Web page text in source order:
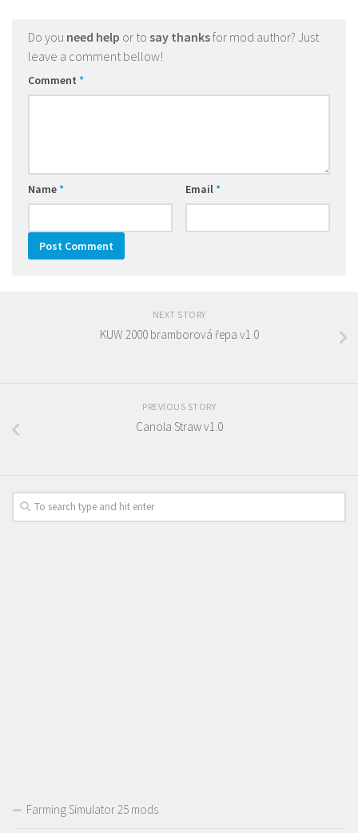
Do you need help or to say thanksfor mod author? Just
leave a comment bellow!
Comment *
Name* Email*
NEXT STORY
KUW 2000 bramborová řepa v1.0
PREVIOUS STORY
Canola Straw v1.0
Farming Simulator 25 mods